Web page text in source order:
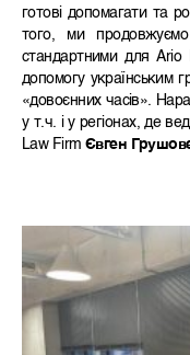
готові допомагати та
того, ми
стандартними для
допомогу українським
«довоєнних часів».
у т.ч. і у регіонах, де
Law Firm Євген